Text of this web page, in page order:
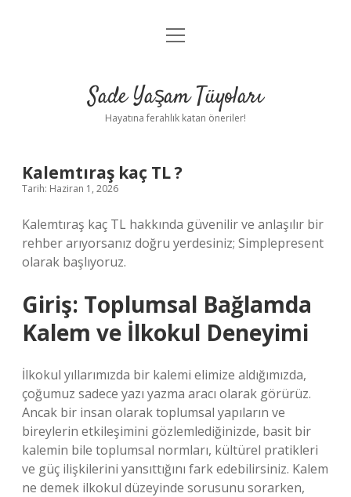
Anasayfa
Yasal Uyarı
menüyü
Sade Yaşam Tüyoları
Hayatına ferahlık katan öneriler!
Kalemtıraş kaç TL ?
Tarih: Haziran 1, 2026
Kalemtıraş kaç TL hakkında güvenilir ve anlaşılır bir
rehber arıyorsanız doğru yerdesiniz; Simplepresent
olarak başlıyoruz.
Giriş: Toplumsal Bağlamda
Kalem ve İlkokul Deneyimi
İlkokul yıllarımızda bir kalemi elimize aldığımızda,
çoğumuz sadece yazı yazma aracı olarak görürüz.
Ancak bir insan olarak toplumsal yapıların ve
bireylerin etkileşimini gözlemlediğinizde, basit bir
kalemin bile toplumsal normları, kültürel pratikleri
ve güç ilişkilerini yansıttığını fark edebilirsiniz. Kalem
ne demek ilkokul düzeyinde sorusunu sorarken,